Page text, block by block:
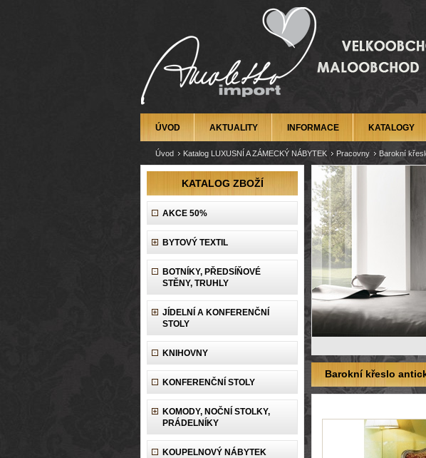
ÚVOD AKTUALITY INFORMACE KATALOGY
Úvod Katalog LUXUSNÍ A ZÁMECKÝ NÁBYTEK Pracovny Barokní
KATALOG ZBOŽÍ
AKCE 50%
BYTOVÝ TEXTIL
BOTNÍKY, PŘEDSÍŇOVÉ
STĚNY, TRUHLY
JÍDELNÍ A KONFERENČNÍ
STOLY
KNIHOVNY
KONFERENČNÍ STOLY
KOMODY, NOČNÍ STOLKY,
PRÁDELNÍKY
KOUPELNOVÝ NÁBYTEK
Barokní křeslo